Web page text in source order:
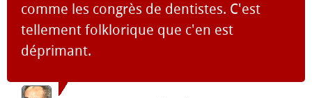
comme les congrès de dentistes. C'est
tellement folklorique que c'en est
déprimant.